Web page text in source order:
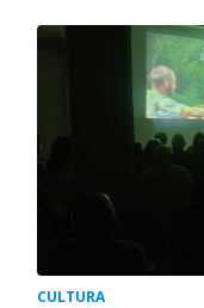
CULTURA